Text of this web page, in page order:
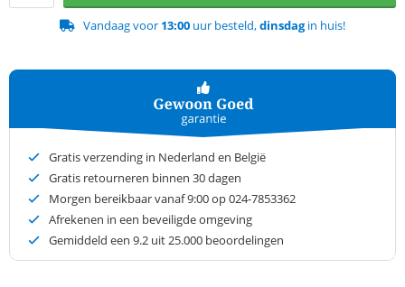
Vandaag voor 13:00 uur besteld,dinsdagin huis!
Gratis verzending in Nederland en België
Gratis retourneren binnen 30 dagen
Morgen bereikbaar vanaf 9:00 op 024-7853362
Afrekenen in een beveiligde omgeving
Gemiddeld een 9.2 uit 25.000 beoordelingen